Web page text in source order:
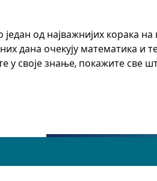
од најважнијих корака
дана очекују математика
у своје знање, покажите
испит – данас српски језик и